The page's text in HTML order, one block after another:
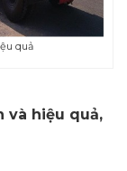
quả
và hiệu quả,